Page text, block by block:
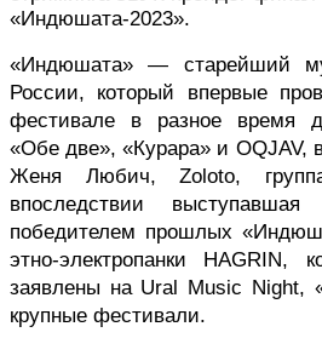
«Индюшата-2023».
«Индюшата» — старейший
России, который впервые
фестивале в разное время
«Обе две», «Курара» и OQJAV,
Женя Любич, Zoloto,
впоследствии
победителем прошлых
этно-электропанки HAGRIN,
заявлены на Ural Music Night,
крупные фестивали.